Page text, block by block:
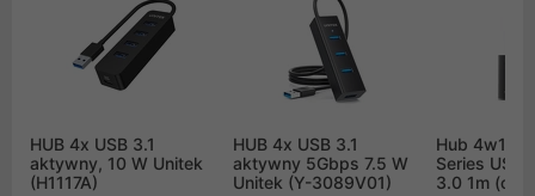
HUB 4x USB 3.1
aktywny, 10 W Unitek
(H1117A)
HUB 4x USB 3.1
aktywny 5Gbps 7.5 W
Unitek (Y-3089V01)
Hub 4w1
Series USB
3.0 1m